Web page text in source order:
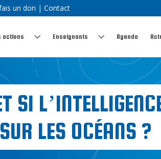
un don | Contact
actions Enseignants Agenda
SI
LES OCÉANS ?